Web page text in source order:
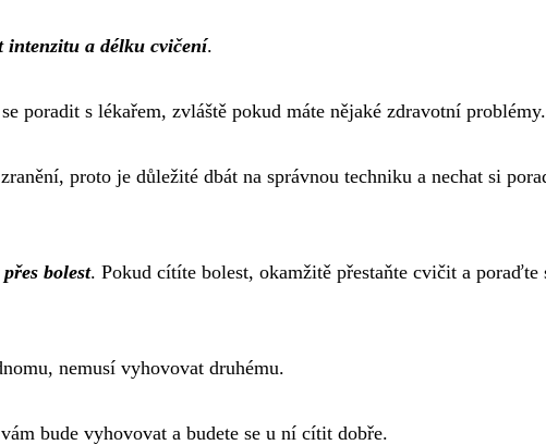
intenzitu a délku cvičení.
poradit s lékařem, zvláště pokud máte nějaké zdravotní problémy.
proto je důležité dbát na správnou techniku a nechat si
bolest. Pokud cítíte bolest, okamžitě přestaňte cvičit a poraďte
nemusí vyhovovat druhému.
bude vyhovovat a budete se u ní cítit dobře.